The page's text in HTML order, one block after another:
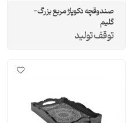
صندوقچه دکوپاژ مربع بزرگ-
گلیم
توقف تولید